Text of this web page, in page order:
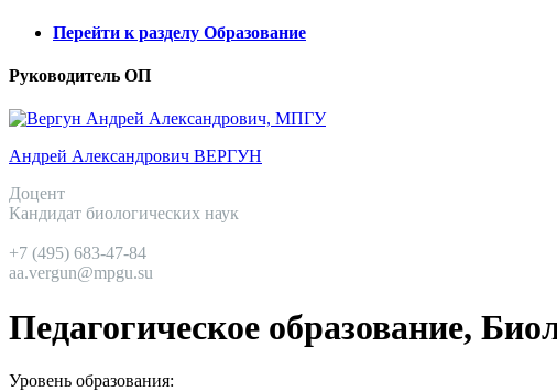
Перейти к разделу Образование
Руководитель ОП
Андрей Александрович ВЕРГУН
Доцент
Кандидат биологических наук
+7 (495) 683-47-84
aa.vergun@mpgu.su
Педагогическое образование,
Уровень образования: